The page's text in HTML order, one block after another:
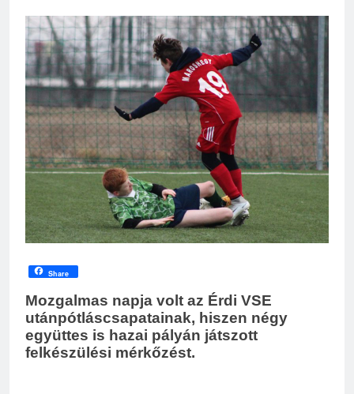
Share
Mozgalmas napja volt az Érdi VSE
utánpótláscsapatainak, hiszen négy
együttes is hazai pályán játszott
felkészülési mérkőzést.